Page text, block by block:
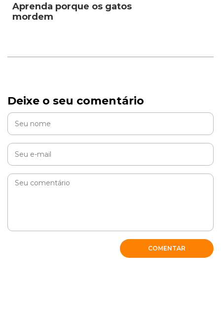
Aprenda porque os gatos
mordem
Deixe o seu comentário
COMENTAR